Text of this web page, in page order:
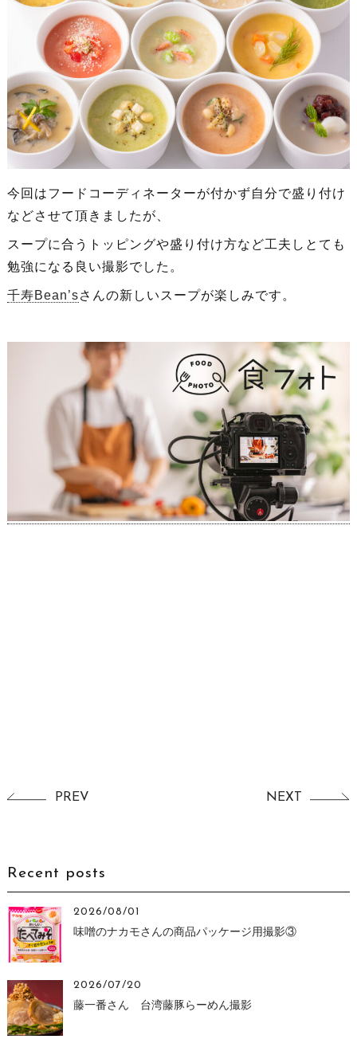
今回はフードコーディネーターが付かず自分で盛り付け
などさせて頂きましたが、
スープに合うトッピングや盛り付け方など工夫しとても
勉強になる良い撮影でした。
千寿Bean’sさんの新しいスープが楽しみです。
PREV NEXT
Recent posts
2026/08/01
味噌のナカモさんの商品パッケージ用撮影③
2026/07/20
藤一番さん 台湾藤豚らーめん撮影